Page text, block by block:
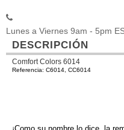
Lunes a Viernes 9am - 5pm
DESCRIPCIÓN
Comfort Colors 6014
Referencia: C6014, CC6014